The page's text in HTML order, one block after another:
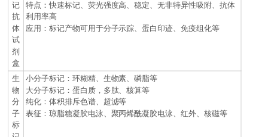
记
抗
体
试
剂
盒
特点：快速标记、荧光强度高、稳定、无非特异性吸附、抗体
利用率高
应用：标记产物可用于分子示踪、蛋白印迹、免疫组化等
生
物
分
子
标
小分子标记：环糊精、生物素、磷脂等
大分子标记：蛋白质，多肽、核算等
纯化：体积排斥色谱、超滤等
表征：琼脂糖凝胶电泳、聚丙烯酰凝胶电泳、红外、核磁等